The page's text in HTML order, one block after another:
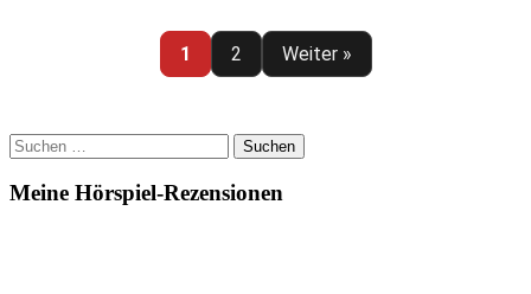
Bürde
1 2 Weiter »
Suchen
nach:
Meine Hörspiel-Rezensionen